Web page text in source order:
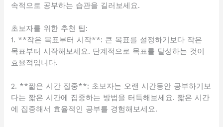
속적으로 공부하는 습관을 길러보세요.
초보자를 위한 추천 팁:
1. **작은 목표부터 시작**: 큰 목표를 설정하기보다 작은
목표부터 시작해보세요. 단계적으로 목표를 달성하는 것이
효율적입니다.
2. **짧은 시간 집중**: 초보자는 오랜 시간동안 공부하기보
다는 짧은 시간에 집중하는 방법을 터득해보세요. 짧은 시간
에 집중해서 효율적인 공부를 경험해보세요.